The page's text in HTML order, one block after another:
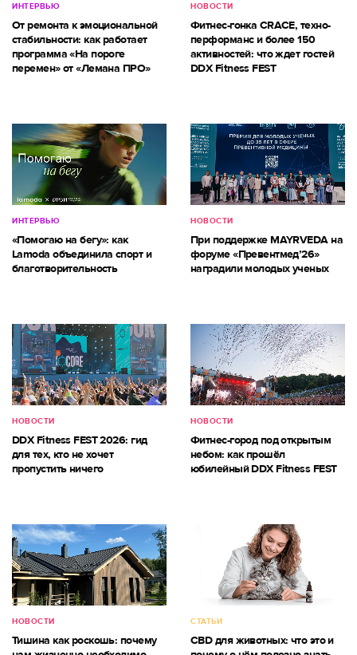
ИНТЕРВЬЮ
От ремонта к эмоциональной
стабильности: как работает
программа «На пороге
перемен» от «Лемана ПРО»
НОВОСТИ
Фитнес-гонка CRACE, техно-
перформанс и более 150
активностей: что ждет гостей
DDX Fitness FEST
ИНТЕРВЬЮ
«Помогаю на бегу»: как
Lamoda объединила спорт и
благотворительность
НОВОСТИ
При поддержке MAYRVEDA на
форуме «Превентмед’26»
наградили молодых ученых
НОВОСТИ
DDX Fitness FEST 2026: гид
для тех, кто не хочет
пропустить ничего
НОВОСТИ
Фитнес-город под открытым
небом: как прошёл
юбилейный DDX Fitness FEST
НОВОСТИ
Тишина как роскошь: почему
СТАТЬИ
CBD для животных: что это и